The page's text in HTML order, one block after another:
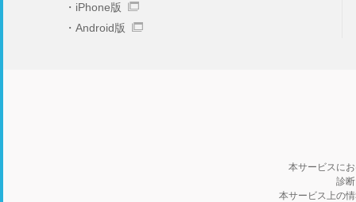
iPhone版
Android版
本サービスに
診
本サービス上の